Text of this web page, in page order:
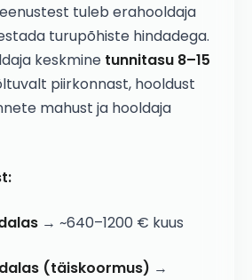
tuleb erahooldaja
turupõhiste hindadega.
keskmine tunnitasu 8–15
piirkonnast, hooldust
mahust ja hooldaja
→ ~640–1200 € kuus
(täiskoormus) →